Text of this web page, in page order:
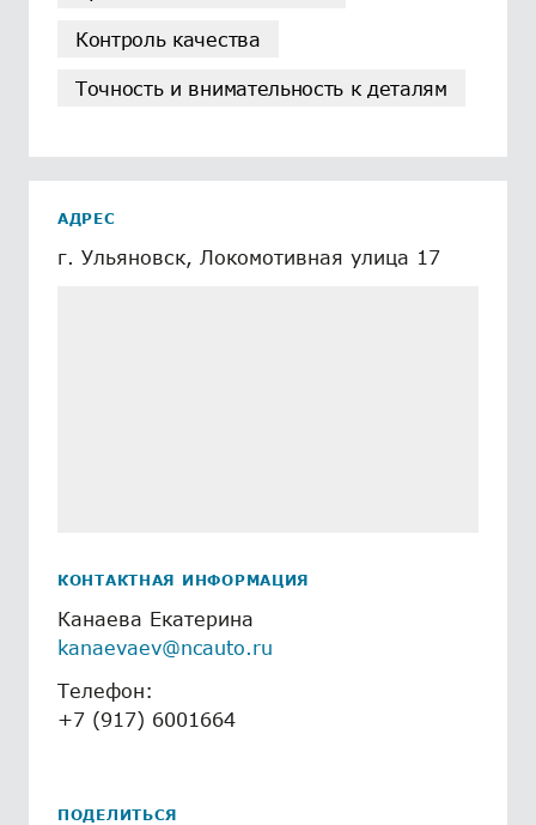
Контроль качества
Точность и внимательность к деталям
АДРЕС
г. Ульяновск, Локомотивная улица 17
КОНТАКТНАЯ ИНФОРМАЦИЯ
Канаева Екатерина
kanaevaev@ncauto.ru
Телефон:
+7 (917) 6001664
ПОДЕЛИТЬСЯ